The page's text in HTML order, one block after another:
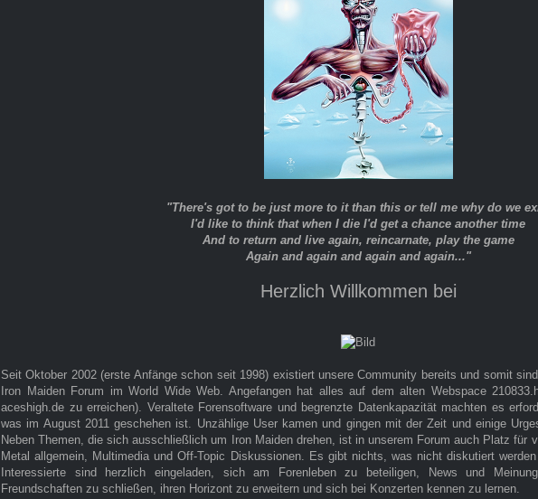
"There's got to be just more to it than this or tell me why do we
I'd like to think that when I die I'd get a chance another time
And to return and live again, reincarnate, play the game
Again and again and again and again..."
Herzlich Willkommen bei
Seit Oktober 2002 (erste Anfänge schon seit 1998) existiert unsere Community bereits und somit
Iron Maiden Forum im World Wide Web. Angefangen hat alles auf dem alten Webspace
aceshigh.de zu erreichen). Veraltete Forensoftware und begrenzte Datenkapazität machten es
was im August 2011 geschehen ist. Unzählige User kamen und gingen mit der Zeit und einige
Neben Themen, die sich ausschließlich um Iron Maiden drehen, ist in unserem Forum auch Platz für
Metal allgemein, Multimedia und Off-Topic Diskussionen. Es gibt nichts, was nicht diskutiert
Interessierte sind herzlich eingeladen, sich am Forenleben zu beteiligen, News und
Freundschaften zu schließen, ihren Horizont zu erweitern und sich bei Konzerten kennen zu lernen.